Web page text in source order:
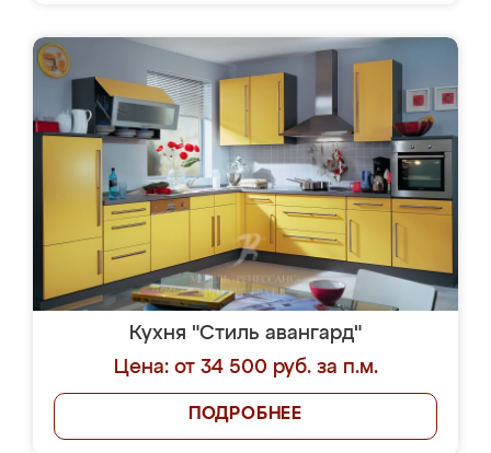
Кухня "Стиль авангард"
Цена: от 34 500 руб. за п.м.
ПОДРОБНЕЕ